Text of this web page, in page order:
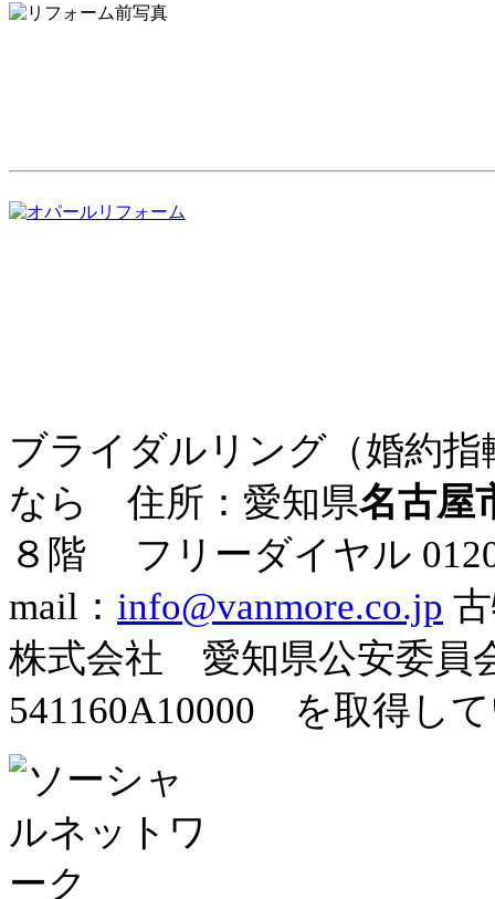
ブライダルリング（婚約
なら 住所：愛知県名古屋
８階
フリーダイヤル
mail： info@vanmore.co.jp
株式会社 愛知県公安委
541160A10000 を取得し